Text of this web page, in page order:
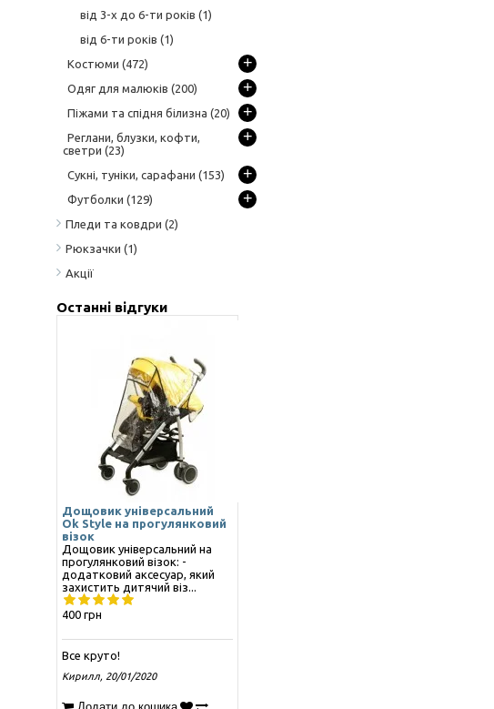
від 3-х до 6-ти років (1)
від 6-ти років (1)
Костюми (472) +
Одяг для малюків (200) +
Піжами та спідня білизна (20) +
Реглани, блузки, кофти,
светри (23)
+
Сукні, туніки, сарафани (153) +
Футболки (129) +
Пледи та ковдри (2)
Рюкзачки (1)
Акції
Останні відгуки
Дощовик універсальний
Ok Style на прогулянковий
візок
Дощовик універсальний на
прогулянковий візок: -
додатковий аксесуар, який
захистить дитячий віз...
400 грн
Все круто!
Кирилл, 20/01/2020